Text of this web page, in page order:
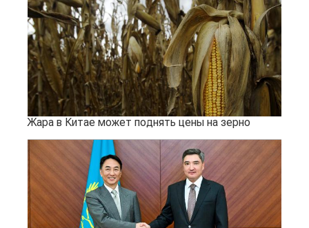
Жара в Китае может поднять цены на зерно